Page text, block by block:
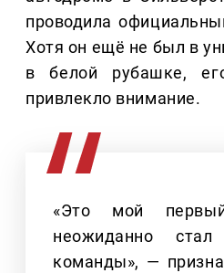
проводила
Хотя он ещё не был в
в белой рубашке,
привлекло внимание.
«Это мой
неожиданно
команды», —